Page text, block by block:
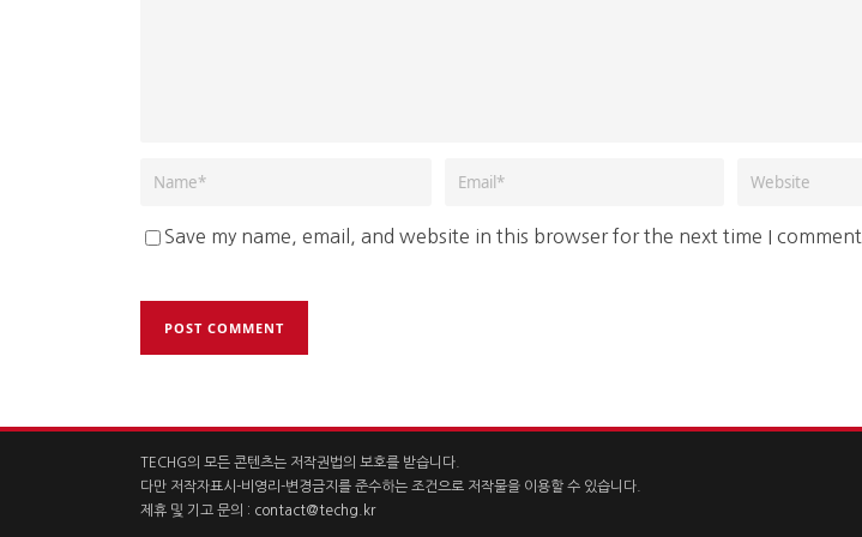
Save my name, email, and website in this browser for the next time I comment.
TECHG의 모든 콘텐츠는 저작권법의 보호를 받습니다.
다만 저작자표시-비영리-변경금지를 준수하는 조건으로 저작물을 이용할 수 있습니다.
제휴 및 기고 문의 : contact@techg.kr